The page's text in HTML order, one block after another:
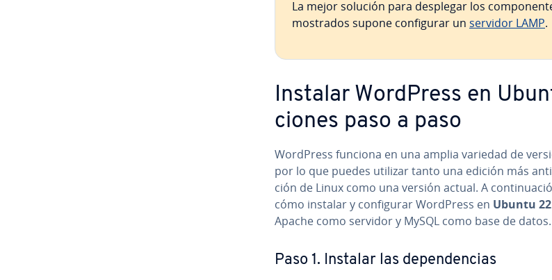
La mejor solución para desplegar los
mostrados supone co­n­fi­gu­rar un servidor LAMP.
Instalar WordPress en
cio­nes paso a paso
WordPress funciona en una amplia variedad de
por lo que puedes utilizar tanto una edición más
ción de Linux como una versión actual. A
cómo instalar y co­n­fi­gu­rar WordPress en Ubuntu
Apache como servidor y MySQL como base de datos.
Paso 1. Instalar las de­pe­n­de­n­cias